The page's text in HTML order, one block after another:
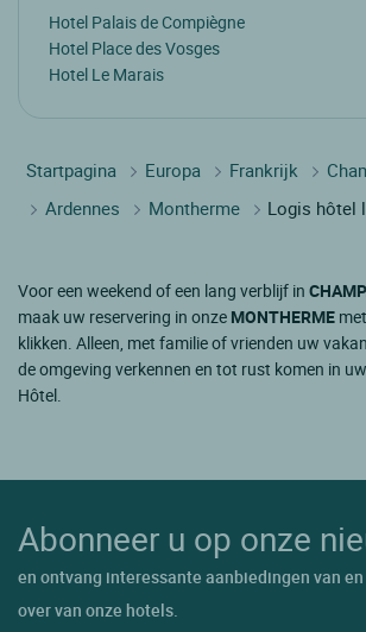
Hotel Palais de Compiègne
Hotel Place des Vosges
Hotel Le Marais
Startpagina Europa Frankrijk
Ardennes
Montherme Logis hôtel
Voor een weekend of een lang verblijf in
maak uw reservering in onze MONTHERME
klikken. Alleen, met familie of vrienden uw
de omgeving verkennen en tot rust komen in
Hôtel.
Abonneer u op onze
en ontvang interessante aanbiedingen van
over van onze hotels.